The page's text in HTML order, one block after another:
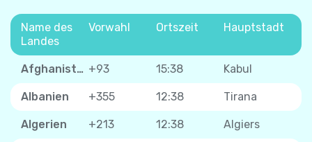
Name des
Landes
Vorwahl Ortszeit Hauptstadt
Afghanistan +93 15:38 Kabul
Albanien +355 12:38 Tirana
Algerien +213 12:38 Algiers